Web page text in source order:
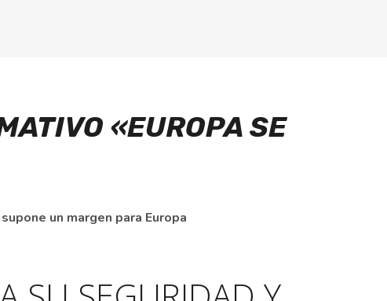
«EUROPA SE
un margen para Europa